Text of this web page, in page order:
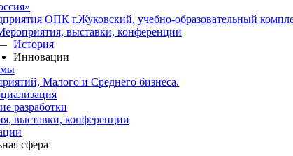
ОПК г.Жуковский, учебно-образовательный
выставки, конференции
История
Инновации
Малого и Среднего бизнеса.
разработки
выставки, конференции
сфера